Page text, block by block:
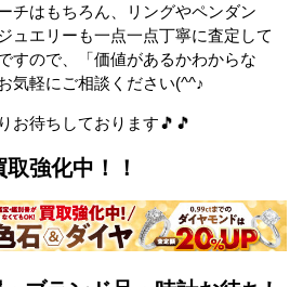
チはもちろん、リングやペンダン
ュエリーも一点一点丁寧に査定して
すので、「価値があるかわからな
気軽にご相談ください(^^♪
お待ちしております🎵🎵
強化中！！